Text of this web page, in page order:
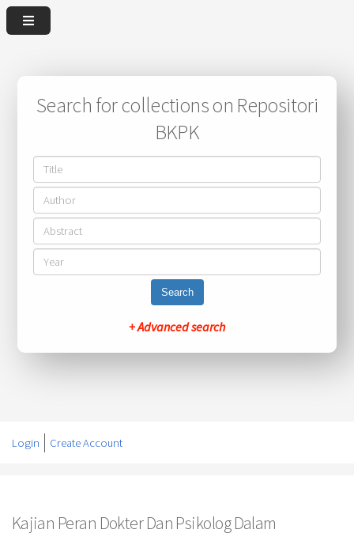
Search for collections on Repositori
BKPK
Search
+ Advanced search
Login Create Account
Kajian Peran Dokter Dan Psikolog Dalam